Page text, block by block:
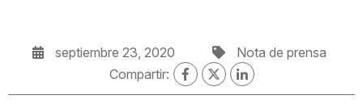
septiembre 23, 2020
Nota de prensa
Compartir: